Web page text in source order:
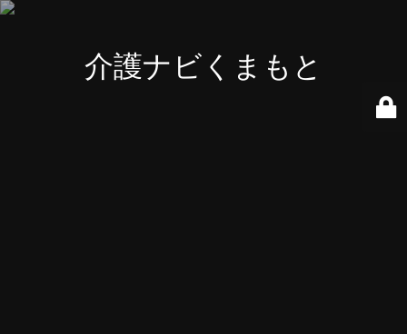
介護ナビくまもと